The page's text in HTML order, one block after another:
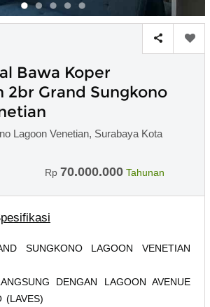
Bawa Koper
2br Grand Sungkono
Lagoon Venetian, Surabaya Kota
Rp 70.000.000 Tahunan
SUNGKONO LAGOON VENETIAN
DENGAN LAGOON AVENUE
(LAVES)